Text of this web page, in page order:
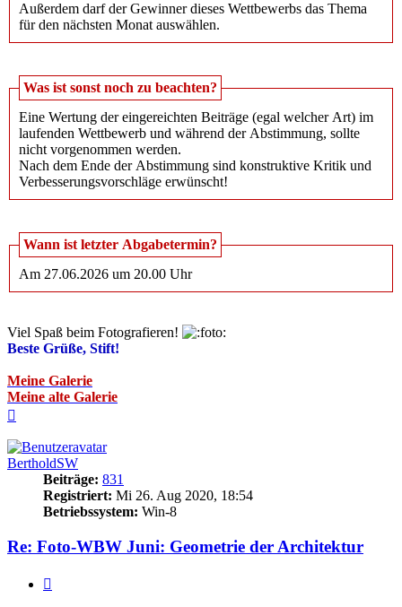
Außerdem darf der Gewinner dieses Wettbewerbs das Thema
für den nächsten Monat auswählen.
Was ist sonst noch zu beachten?
Eine Wertung der eingereichten Beiträge (egal welcher Art) im
laufenden Wettbewerb und während der Abstimmung, sollte
nicht vorgenommen werden.
Nach dem Ende der Abstimmung sind konstruktive Kritik und
Verbesserungsvorschläge erwünscht!
Wann ist letzter Abgabetermin?
Am 27.06.2026 um 20.00 Uhr
Viel Spaß beim Fotografieren!
Beste Grüße, Stift!
Meine Galerie
Meine alte Galerie
BertholdSW
Beiträge: 831
Registriert: Mi 26. Aug 2020, 18:54
Betriebssystem: Win-8
Re: Foto-WBW Juni: Geometrie der Architektur